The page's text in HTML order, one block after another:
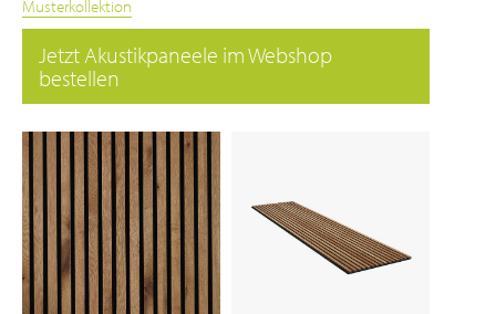
Musterkollektion
Jetzt Akustikpaneele im Webshop
bestellen